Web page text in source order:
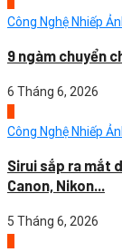
Công Nghệ Nhiếp
9 ngàm chuyển
6 Tháng 6, 2026
Công Nghệ Nhiếp
Sirui sắp ra mắt
Canon, Nikon...
5 Tháng 6, 2026